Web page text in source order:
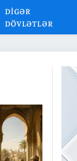
DIGƏR
DÖVLƏTLƏR